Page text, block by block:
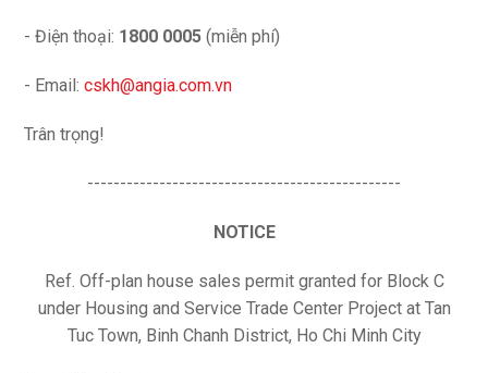
- Điện thoại: 1800 0005 (miễn phí)
- Email:cskh@angia.com.vn
Trân trọng!
------------------------------------------------
NOTICE
Ref. Off-plan house sales permit granted for Block C
under Housing and Service Trade Center Project at Tan
Tuc Town, Binh Chanh District, Ho Chi Minh City